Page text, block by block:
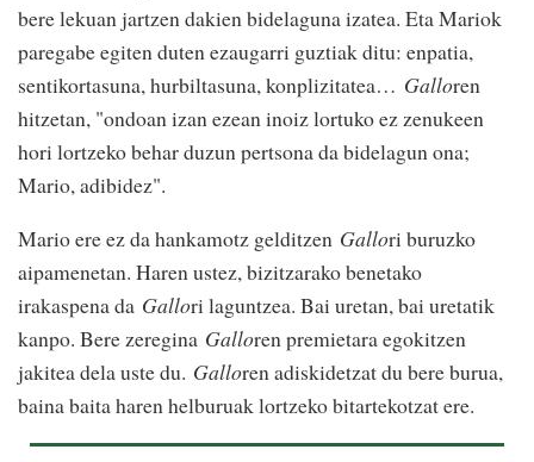
bere lekuan jartzen dakien bidelaguna izatea. Eta Mariok
paregabe egiten duten ezaugarri guztiak ditu: enpatia,
sentikortasuna, hurbiltasuna, konplizitatea… Galloren
hitzetan, "ondoan izan ezean inoiz lortuko ez zenukeen
hori lortzeko behar duzun pertsona da bidelagun ona;
Mario, adibidez".
Mario ere ez da hankamotz gelditzen Gallori buruzko
aipamenetan. Haren ustez, bizitzarako benetako
irakaspena da Gallori laguntzea. Bai uretan, bai uretatik
kanpo. Bere zeregina Galloren premietara egokitzen
jakitea dela uste du. Galloren adiskidetzat du bere burua,
baina baita haren helburuak lortzeko bitartekotzat ere.